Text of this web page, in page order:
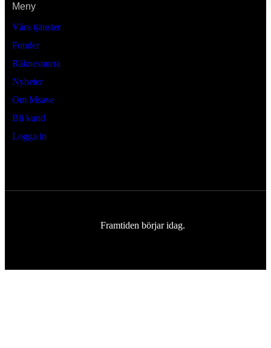
Meny
Våra tjänster
Fonder
Räknesnurra
Nyheter
Om Msave
Bli kund
Logga in
Framtiden börjar idag.